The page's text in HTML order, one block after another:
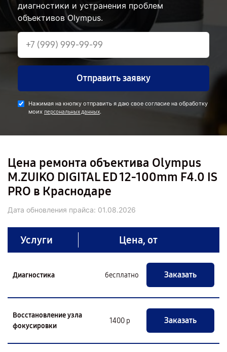
диагностики и устранения проблем
объективов Olympus.
Отправить заявку
Нажимая на кнопку отправить я даю свое согласие на обработку
моих персональных данных.
Цена ремонта объектива Olympus
M.ZUIKO DIGITAL ED 12‑100mm F4.0 IS
PRO в Краснодаре
Дата обновления прайса: 01.08.2026
Услуги Цена, от
Диагностика бесплатно Заказать
Восстановление узла
фокусировки
1400 р Заказать